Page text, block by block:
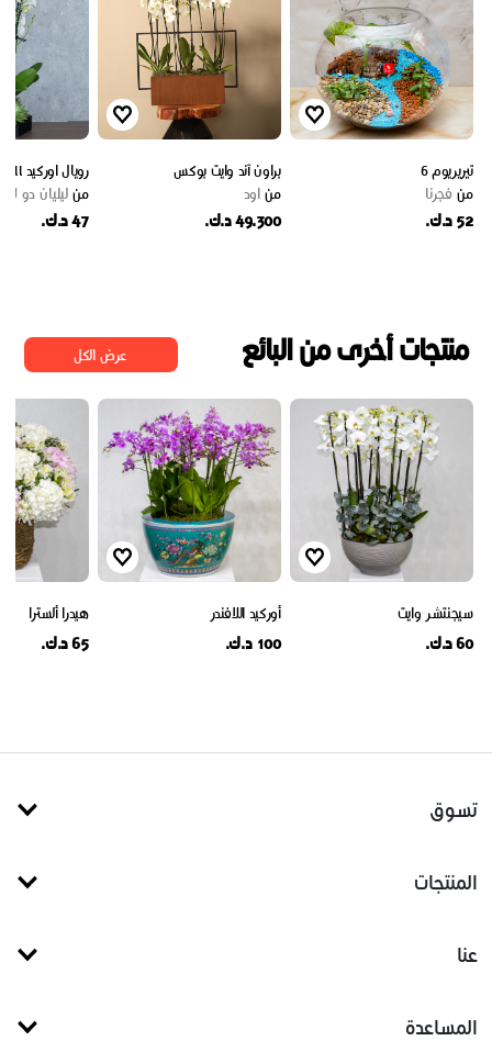
تيريريوم 6
من فجرنا
52 د.ك.
براون آند وايت بوكس
من اود
49.300 د.ك.
رويال اوركيد ll
من ليليان دو
47 د.ك.
منتجات أخرى من البائع عرض الكل
سيجنتشر وايت
60 د.ك.
أوركيد اللافندر
100 د.ك.
هيدرا ألسترا
65 د.ك.
تسوق
المنتجات
عنا
المساعدة